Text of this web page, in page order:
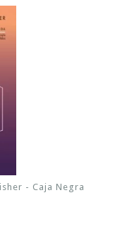
- Caja Negra